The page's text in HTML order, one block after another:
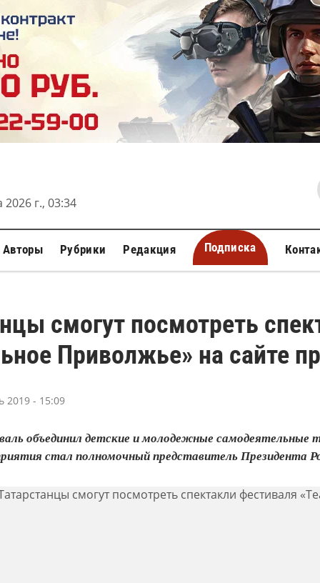
2026 г., 03:34
Авторы Рубрики Редакция Подписка
смогут посмотреть
Приволжье» на сайте
2019 - 15:09
объединил детские и молодежные самодеятельные
стал полномочный представитель Президента